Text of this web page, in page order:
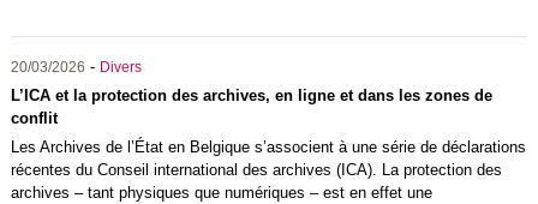
20/03/2026 - Divers
L’ICA et la protection des archives, en ligne et dans les zones de
conflit
Les Archives de l’État en Belgique s’associent à une série de déclarations
récentes du Conseil international des archives (ICA). La protection des
archives – tant physiques que numériques – est en effet une